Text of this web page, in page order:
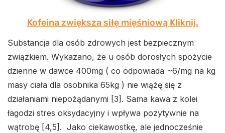
Kofeina zwiększa siłę mięśniową Kliknij.
Substancja dla osób zdrowych jest bezpiecznym
związkiem. Wykazano, że u osób dorosłych spożycie
dzienne w dawce 400mg ( co odpowiada ~6/mg na kg
masy ciała dla osobnika 65kg ) nie wiążę się z
działaniami niepożądanymi [3]. Sama kawa z kolei
łagodzi stres oksydacyjny i wpływa pozytywnie na
wątrobę [4,5]. Jako ciekawostkę, ale jednocześnie